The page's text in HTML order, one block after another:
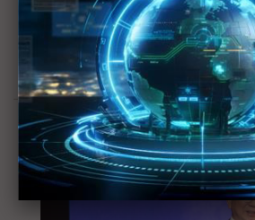
前行政院院長毛治國表示，OpenAI
用只會更難管理。符